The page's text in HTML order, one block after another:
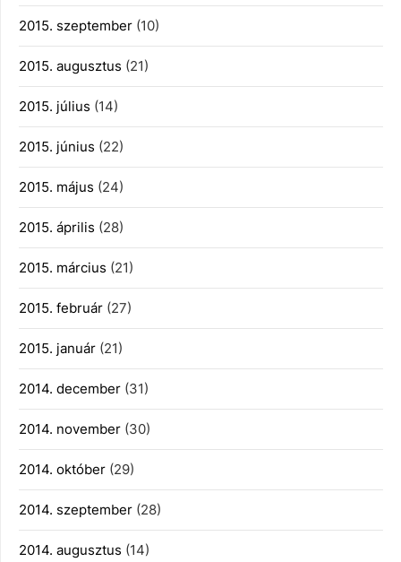
2015. szeptember (10)
2015. augusztus (21)
2015. július (14)
2015. június (22)
2015. május (24)
2015. április (28)
2015. március (21)
2015. február (27)
2015. január (21)
2014. december (31)
2014. november (30)
2014. október (29)
2014. szeptember (28)
2014. augusztus (14)